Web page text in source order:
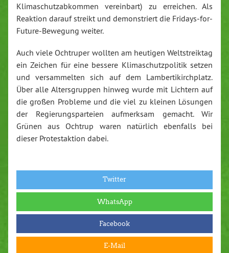
Klimaschutzabkommen vereinbart) zu erreichen. Als
Reaktion darauf streikt und demonstriert die Fridays-for-
Future-Bewegung weiter.
Auch viele Ochtruper wollten am heutigen Weltstreiktag
ein Zeichen für eine bessere Klimaschutzpolitik setzen
und versammelten sich auf dem Lambertikirchplatz.
Über alle Altersgruppen hinweg wurde mit Lichtern auf
die großen Probleme und die viel zu kleinen Lösungen
der Regierungsparteien aufmerksam gemacht. Wir
Grünen aus Ochtrup waren natürlich ebenfalls bei
dieser Protestaktion dabei.
Twitter
WhatsApp
Facebook
E-Mail